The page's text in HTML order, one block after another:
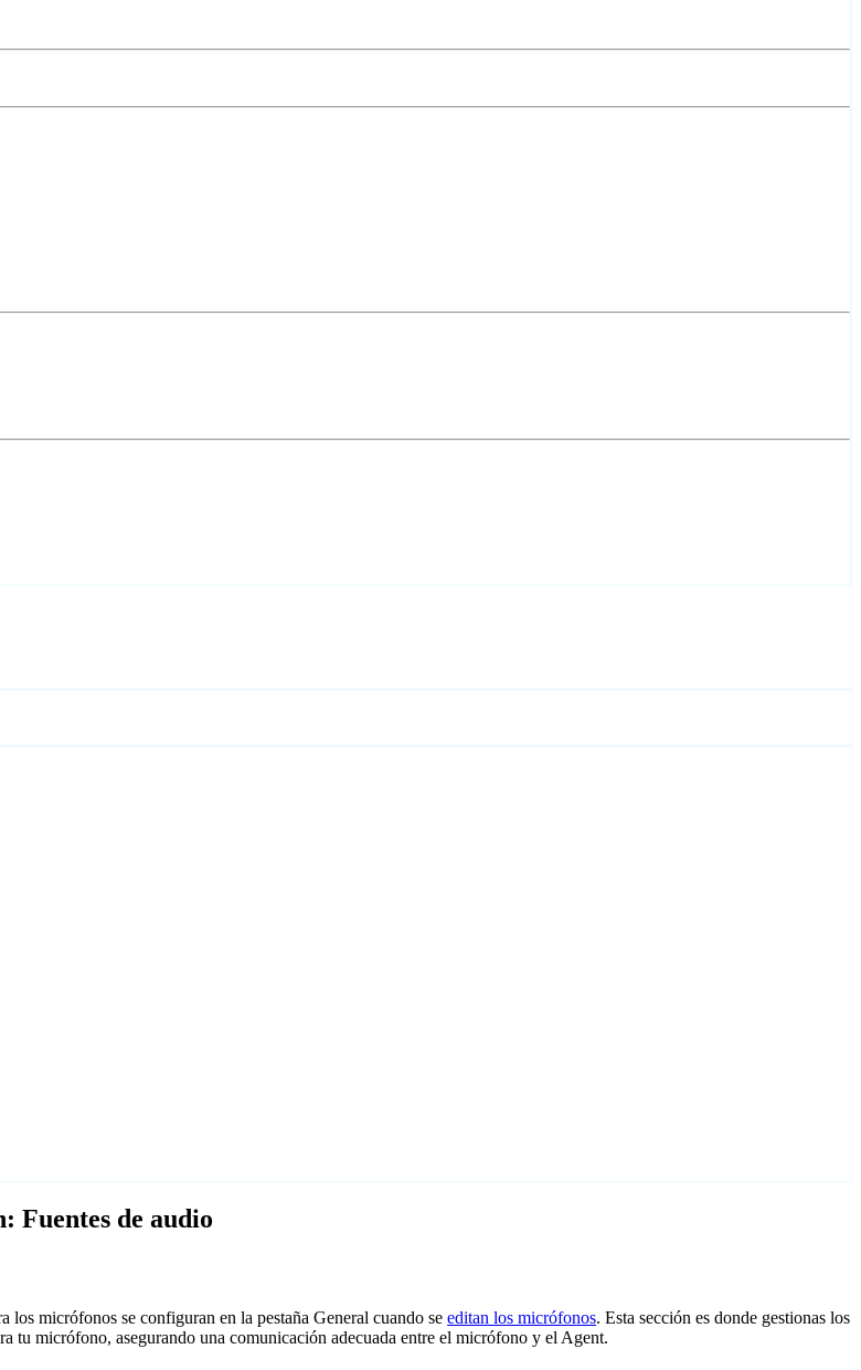
Fuentes de audio
los micrófonos se configuran en la pestaña General cuando seeditan los micrófonos. Esta sección es donde gestionas los
tu micrófono, asegurando una comunicación adecuada entre el micrófono y el Agent.